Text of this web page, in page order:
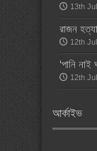
13th
রাজন
12th
‘পানি
12th
আর্কাইভ